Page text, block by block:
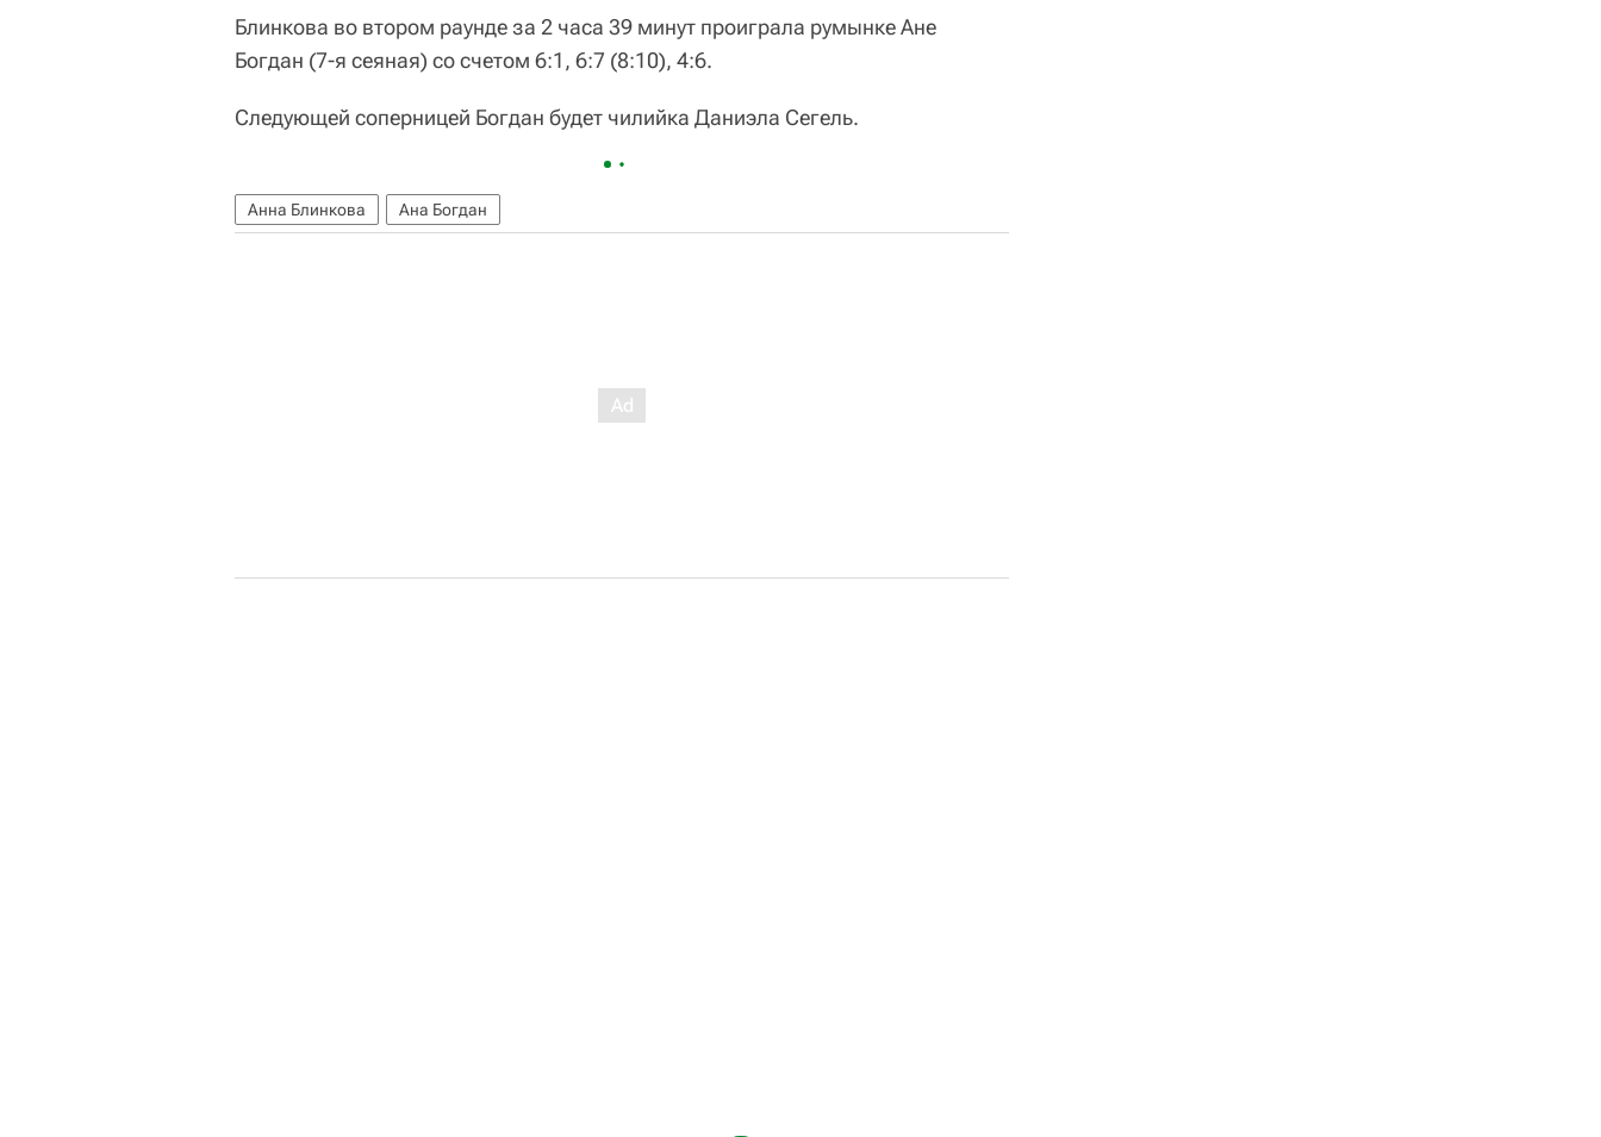
Блинкова во втором раунде за 2 часа 39 минут проиграла румынке Ане
Богдан (7-я сеяная) со счетом 6:1, 6:7 (8:10), 4:6.
Следующей соперницей Богдан будет чилийка Даниэла Сегель.
Анна Блинкова Ана Богдан